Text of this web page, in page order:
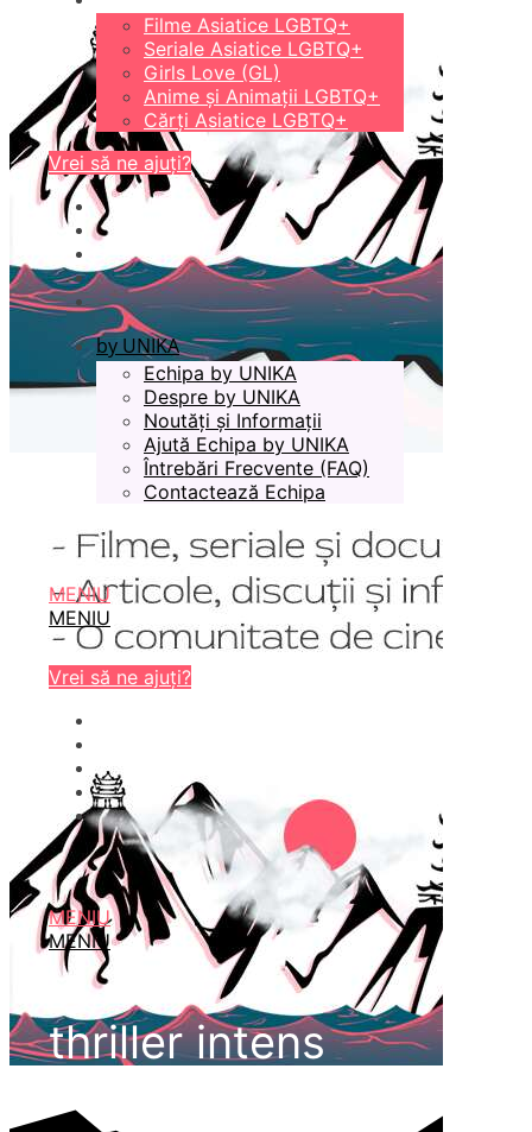
Filme Asiatice LGBTQ+
Seriale Asiatice LGBTQ+
Girls Love (GL)
Anime și Animații LGBTQ+
Cărți Asiatice LGBTQ+
Vrei să ne ajuți?
by UNIKA
Echipa by UNIKA
Despre by UNIKA
Noutăți și Informații
Ajută Echipa by UNIKA
Întrebări Frecvente (FAQ)
Contactează Echipa
MENIU
MENIU
Vrei să ne ajuți?
MENIU
MENIU
thriller intens